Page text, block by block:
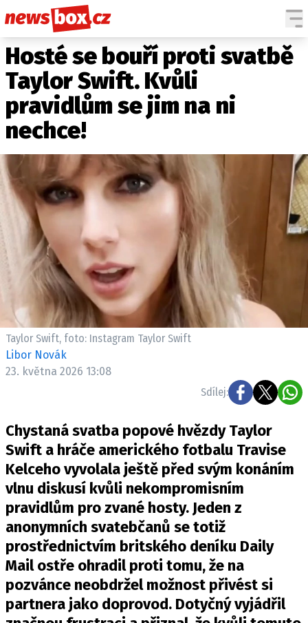
DOMÁCÍ
ZAHRANIČÍ
POČASÍ
KRIMI
EKONOMIKA
KULTURA
SPOLEČNOST
SPORT
ČESKÉ CELEBRITY
SVĚTOVÉ CELEBRITY
SLEDUJTE NÁS NA|
Máte příběh, fotku nebo video?
Pošlete e-mail na newsbox.cz
VYDAVATEL
INZERCE
OSOBNÍ ÚDAJE / COOKIES
VOLNÁ MÍSTA
Provozovatelem serveru newsbox.cz je
INCORP MEDIA GROUP s.r.o., IČ: 118 23 054
Hosté se bouří proti svatbě
Taylor Swift. Kvůli
pravidlům se jim na ni
nechce!
Taylor Swift, foto: Instagram Taylor Swift
Libor Novák
23. května 2026 13:08
Sdílej:
Chystaná svatba popové hvězdy Taylor
Swift a hráče amerického fotbalu Travise
Kelceho vyvolala ještě před svým konáním
vlnu diskusí kvůli nekompromisním
pravidlům pro zvané hosty. Jeden z
anonymních svatebčanů se totiž
prostřednictvím britského deníku Daily
Mail ostře ohradil proti tomu, že na
pozvánce neobdržel možnost přivést si
partnera jako doprovod. Dotyčný vyjádřil